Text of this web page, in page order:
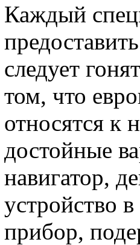
Каждый
следует
том, что
относятся к
достойные
навигатор,
устройство
прибор,